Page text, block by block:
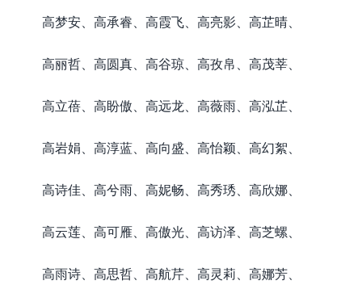
高梦安、高承睿、高霞飞、高亮影、高芷晴、
高丽哲、高圆真、高谷琼、高孜帛、高茂莘、
高立蓓、高盼傲、高远龙、高薇雨、高泓芷、
高岩娟、高淳蓝、高向盛、高怡颖、高幻絮、
高诗佳、高兮雨、高妮畅、高秀琇、高欣娜、
高云莲、高可雁、高傲光、高访泽、高芝螺、
高雨诗、高思哲、高航芹、高灵莉、高娜芳、